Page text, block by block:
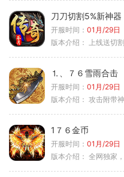
刀刀切割5%新神器
开服时间： 01月/29日
版本介绍：
上线送切
⒈、７６雪雨合击
开服时间： 01月/29日
版本介绍： 攻击附带
1７６金币
开服时间： 01月/29日
版本介绍： 全网独家，